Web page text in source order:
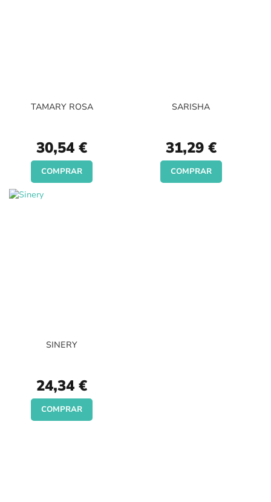
TAMARY ROSA
30,54 €
COMPRAR
SARISHA
31,29 €
COMPRAR
SINERY
24,34 €
COMPRAR